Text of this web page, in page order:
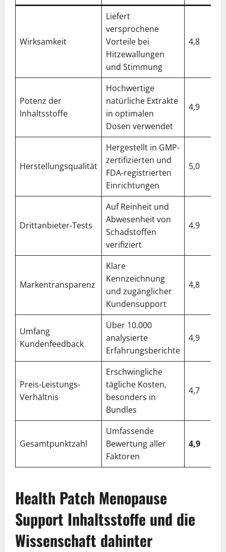
Wirksamkeit
Liefert
versprochene
Vorteile bei
Hitzewallungen
und Stimmung
4,8
Potenz der
Inhaltsstoffe
Hochwertige
natürliche Extrakte
in optimalen
Dosen verwendet
4,9
Herstellungsqualität
Hergestellt in GMP-
zertifizierten und
FDA-registrierten
Einrichtungen
5,0
Drittanbieter-Tests
Auf Reinheit und
Abwesenheit von
Schadstoffen
verifiziert
4,9
Markentransparenz
Klare
Kennzeichnung
und zugänglicher
Kundensupport
4,8
Umfang
Kundenfeedback
Über 10.000
analysierte
Erfahrungsberichte
4,9
Preis-Leistungs-
Verhältnis
Erschwingliche
tägliche Kosten,
besonders in
Bundles
4,7
Gesamtpunktzahl
Umfassende
Bewertung aller
Faktoren
4,9
Health Patch Menopause
Support Inhaltsstoffe und die
Wissenschaft dahinter